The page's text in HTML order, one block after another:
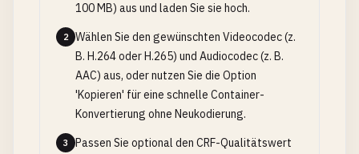
100 MB) aus und laden Sie sie hoch.
2
Wählen Sie den gewünschten Videocodec (z.
B. H.264 oder H.265) und Audiocodec (z. B.
AAC) aus, oder nutzen Sie die Option
'Kopieren' für eine schnelle Container-
Konvertierung ohne Neukodierung.
3
Passen Sie optional den CRF-Qualitätswert